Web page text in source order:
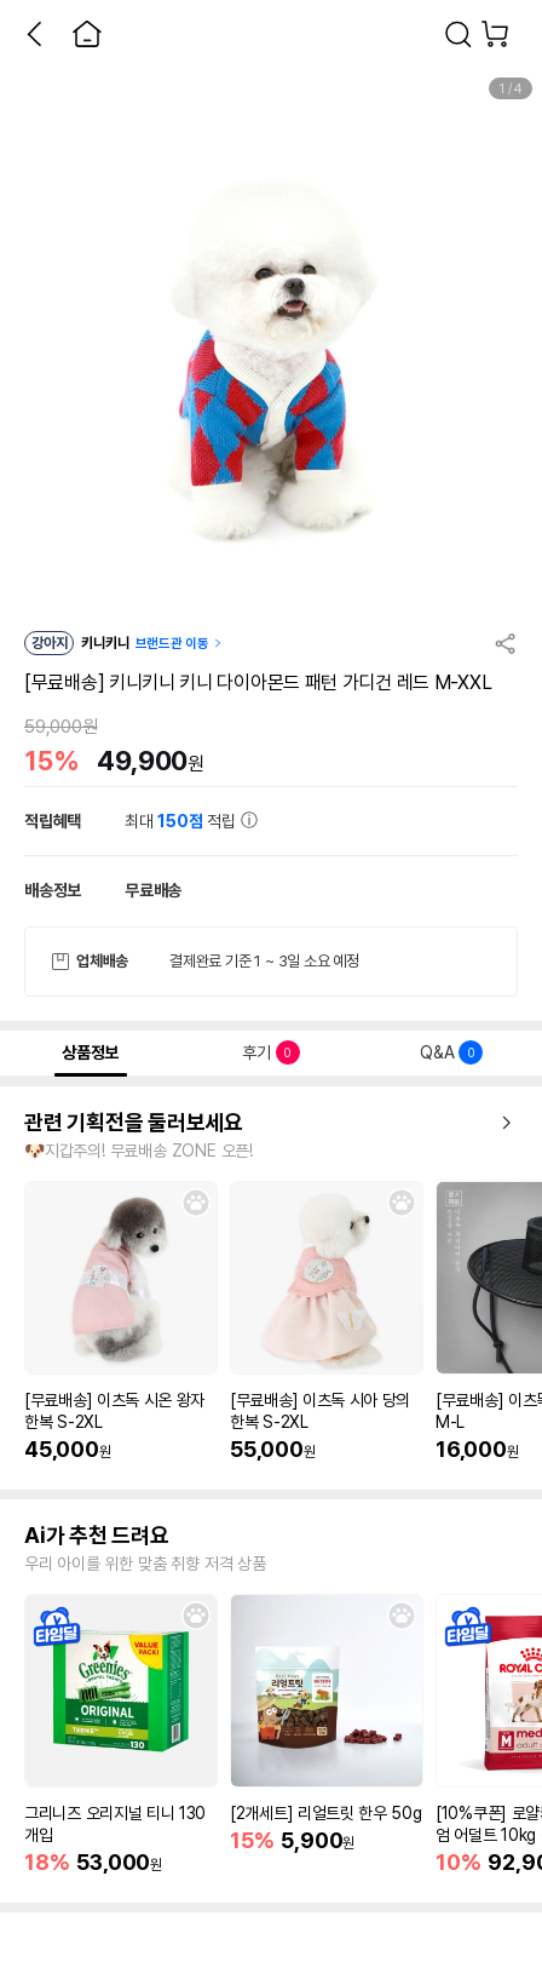
1 /4
강아지 키니키니 브랜드관 이동
[무료배송] 키니키니 키니 다이아몬드 패턴 가디건 레드 M-XXL
59,000원
15% 49,900원
적립혜택 최대150점 적립
배송정보 무료배송
업체배송 결제완료 기준 1 ~ 3일 소요 예정
상품정보 후기 0 Q&A 0
관련 기획전을 둘러보세요
🐶지갑주의! 무료배송 ZONE 오픈!
[무료배송] 이츠독 시온 왕자
한복 S-2XL
45,000원
[무료배송] 이츠독 시아 당의
한복 S-2XL
55,000원
[무료배송] 이츠
M-L
16,000원
Ai가 추천 드려요
우리 아이를 위한 맞춤 취향 저격 상품
그리니즈 오리지널 티니 130
개입
18% 53,000원
[2개세트] 리얼트릿 한우 50g
15% 5,900원
[10%쿠폰] 로
엄 어덜트 10kg
증진
10%